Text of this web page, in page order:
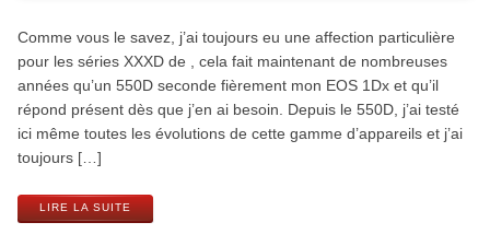
Comme vous le savez, j’ai toujours eu une affection particulière
pour les séries XXXD de , cela fait maintenant de nombreuses
années qu’un 550D seconde fièrement mon EOS 1Dx et qu’il
répond présent dès que j’en ai besoin. Depuis le 550D, j’ai testé
ici même toutes les évolutions de cette gamme d’appareils et j’ai
toujours […]
LIRE LA SUITE